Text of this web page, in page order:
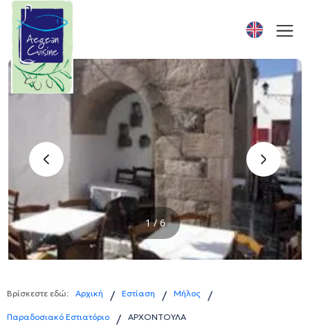
‹ ›
1 / 6
Βρίσκεστε εδώ: Αρχική / Εστίαση / Μήλος /
Παραδοσιακό Εστιατόριο / ΑΡΧΟΝΤΟΥΛΑ